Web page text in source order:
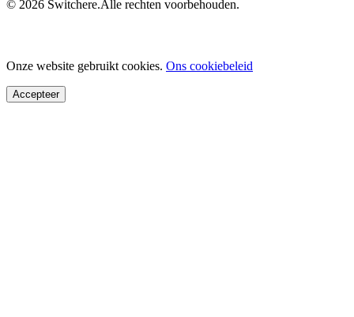
© 2026 Switchere.Alle rechten voorbehouden.
Onze website gebruikt cookies. Ons cookiebeleid
Accepteer